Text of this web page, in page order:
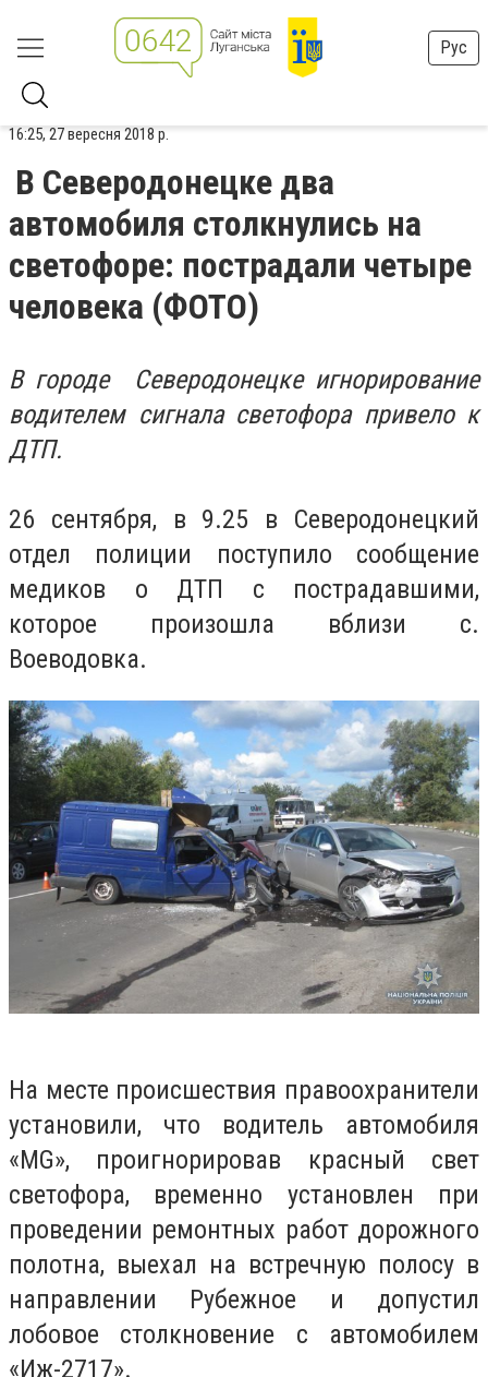
Рус
16:25, 27 вересня 2018 р.
В Северодонецке два
автомобиля столкнулись на
светофоре: пострадали четыре
человека (ФОТО)
В городе Северодонецке игнорирование
водителем сигнала светофора привело к
ДТП.
26 сентября, в 9.25 в Северодонецкий
отдел полиции поступило сообщение
медиков о ДТП с пострадавшими,
которое произошла вблизи с.
Воеводовка.
На месте происшествия правоохранители
установили, что водитель автомобиля
«MG», проигнорировав красный свет
светофора, временно установлен при
проведении ремонтных работ дорожного
полотна, выехал на встречную полосу в
направлении Рубежное и допустил
лобовое столкновение с автомобилем
«Иж-2717».